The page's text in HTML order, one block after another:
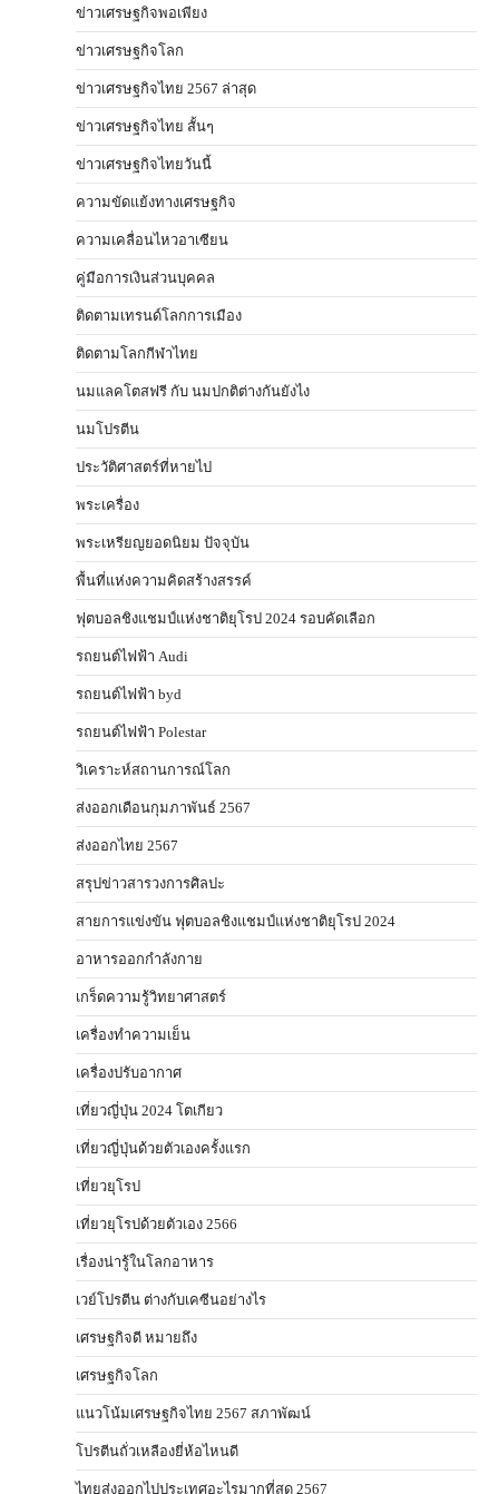
ข่าวเศรษฐกิจพอเพียง
ข่าวเศรษฐกิจโลก
ข่าวเศรษฐกิจไทย 2567 ล่าสุด
ข่าวเศรษฐกิจไทย สั้นๆ
ข่าวเศรษฐกิจไทยวันนี้
ความขัดแย้งทางเศรษฐกิจ
ความเคลื่อนไหวอาเซียน
คู่มือการเงินส่วนบุคคล
ติดตามเทรนด์โลกการเมือง
ติดตามโลกกีฬาไทย
นมแลคโตสฟรี กับ นมปกติต่างกันยังไง
นมโปรตีน
ประวัติศาสตร์ที่หายไป
พระเครื่อง
พระเหรียญยอดนิยม ปัจจุบัน
พื้นที่แห่งความคิดสร้างสรรค์
ฟุตบอลชิงแชมป์แห่งชาติยุโรป 2024 รอบคัดเลือก
รถยนต์ไฟฟ้า Audi
รถยนต์ไฟฟ้า byd
รถยนต์ไฟฟ้า Polestar
วิเคราะห์สถานการณ์โลก
ส่งออกเดือนกุมภาพันธ์ 2567
ส่งออกไทย 2567
สรุปข่าวสารวงการศิลปะ
สายการแข่งขัน ฟุตบอลชิงแชมป์แห่งชาติยุโรป 2024
อาหารออกกําลังกาย
เกร็ดความรู้วิทยาศาสตร์
เครื่องทำความเย็น
เครื่องปรับอากาศ
เที่ยวญี่ปุ่น 2024 โตเกียว
เที่ยวญี่ปุ่นด้วยตัวเองครั้งแรก
เที่ยวยุโรป
เที่ยวยุโรปด้วยตัวเอง 2566
เรื่องน่ารู้ในโลกอาหาร
เวย์โปรตีน ต่างกับเคซีนอย่างไร
เศรษฐกิจดี หมายถึง
เศรษฐกิจโลก
แนวโน้มเศรษฐกิจไทย 2567 สภาพัฒน์
โปรตีนถั่วเหลืองยี่ห้อไหนดี
ไทยส่งออกไปประเทศอะไรมากที่สุด 2567